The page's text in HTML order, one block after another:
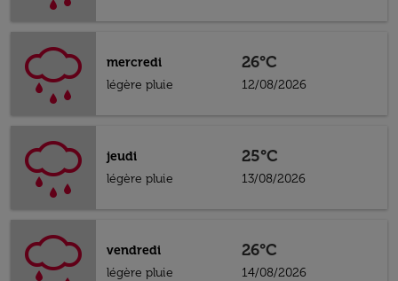
mercredi
légère pluie
26°C
12/08/2026
jeudi
légère pluie
25°C
13/08/2026
vendredi
légère pluie
26°C
14/08/2026